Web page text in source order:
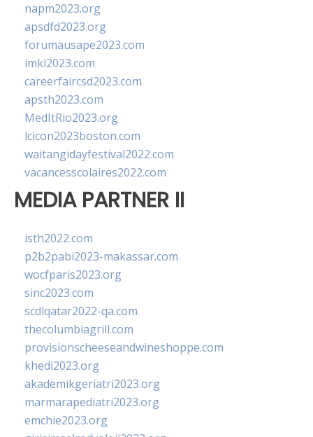
napm2023.org
apsdfd2023.org
forumausape2023.com
imkl2023.com
careerfaircsd2023.com
apsth2023.com
MedItRio2023.org
lcicon2023boston.com
waitangidayfestival2022.com
vacancesscolaires2022.com
MEDIA PARTNER II
isth2022.com
p2b2pabi2023-makassar.com
wocfparis2023.org
sinc2023.com
scdlqatar2022-qa.com
thecolumbiagrill.com
provisionscheeseandwineshoppe.com
khedi2023.org
akademikgeriatri2023.org
marmarapediatri2023.org
emchie2023.org